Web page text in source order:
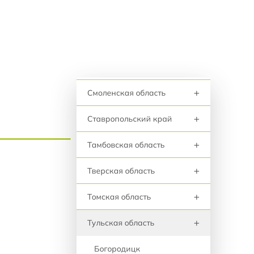
Регионы и города
Смоленская область +
Ставропольский край +
Тамбовская область +
Тверская область +
Томская область +
Тульская область +
Богородицк